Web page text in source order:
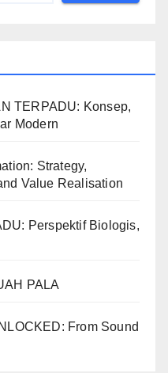
TERPADU: Konsep,
Modern
Strategy,
Value Realisation
Perspektif Biologis,
PALA
From Sound